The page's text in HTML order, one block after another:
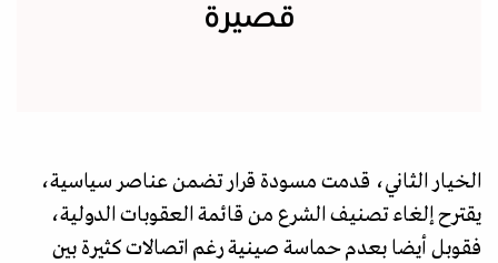
قصيرة
الخيار الثاني، قدمت مسودة قرار تضمن عناصر سياسية،
يقترح إلغاء تصنيف الشرع من قائمة العقوبات الدولية،
فقوبل أيضا بعدم حماسة صينية رغم اتصالات كثيرة بين